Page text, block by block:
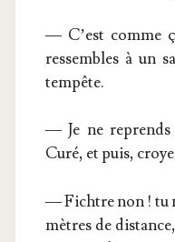
— C’est comme
res­sembles à un
tempête.
— Je ne reprends
Curé, et puis,
— Fichtre non ! tu
mètres de